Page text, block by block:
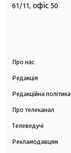
61/11, офіс 50
Про нас
Редакція
Редакційна політика
Про телеканал
Телеведучі
Рекламодавцям